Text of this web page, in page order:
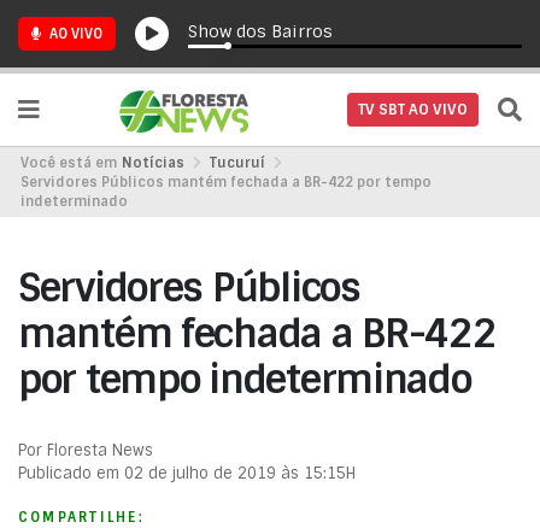
AO VIVO Show dos Bairros
TV SBT AO VIVO
Você está em Notícias
Tucuruí
Servidores Públicos mantém fechada a BR-422 por tempo
indeterminado
Servidores Públicos
mantém fechada a BR-422
por tempo indeterminado
Por Floresta News
Publicado em 02 de julho de 2019 às 15:15H
COMPARTILHE: